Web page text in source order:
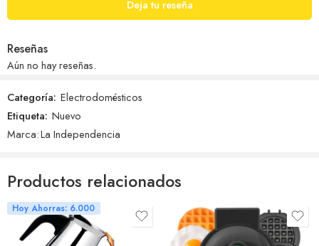
Deja tu reseña
Reseñas
Aún no hay reseñas.
Categoría: Electrodomésticos
Etiqueta: Nuevo
Marca:La Independencia
Productos relacionados
Hoy Ahorras: 6.000